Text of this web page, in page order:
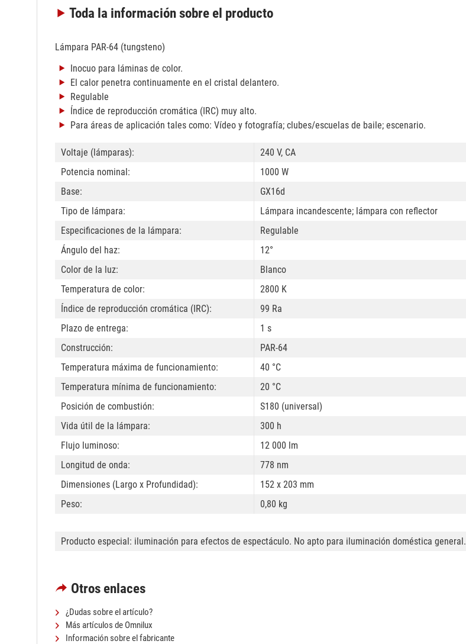
Toda la informaciónsobre el producto
Lámpara PAR-64 (tungsteno)
Inocuo para láminas de color.
El calor penetra continuamente en el cristal delantero.
Regulable
Índice de reproducción cromática (IRC) muy alto.
Para áreas de aplicación tales como: Vídeo y fotografía; clubes/escuelas de baile; escenario.
Voltaje (lámparas):
240 V, CA
Potencia nominal:
1000 W
Base:
GX16d
Tipo de lámpara:
Lámpara incandescente; lámpara con reflector
Especificaciones de la lámpara:
Regulable
Ángulo del haz:
12°
Color de la luz:
Blanco
Temperatura de color:
2800 K
Índice de reproducción cromática (IRC):
99 Ra
Plazo de entrega:
1 s
Construcción:
PAR-64
Temperatura máxima de funcionamiento:
40 °C
Temperatura mínima de funcionamiento:
20 °C
Posición de combustión:
S180 (universal)
Vida útil de la lámpara:
300 h
Flujo luminoso:
12 000 lm
Longitud de onda:
778 nm
Dimensiones (Largo x Profundidad):
152 x 203 mm
Peso:
0,80 kg
Producto especial: iluminación para efectos de espectáculo. No apto para iluminación doméstica general.
Otros enlaces
¿Dudas sobre el artículo?
Más artículos de Omnilux
Información sobre el fabricante